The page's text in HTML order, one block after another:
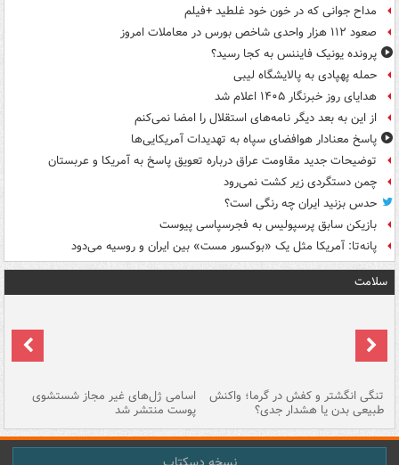
مداح جوانی که در خون خود غلطید +فیلم
صعود ۱۱۲ هزار واحدی شاخص بورس در معاملات امروز
پرونده یونیک فایننس به کجا رسید؟
حمله پهپادی به پالایشگاه لیبی
هدایای روز خبرنگار ۱۴۰۵ اعلام شد
از این به بعد دیگر نامه‌های استقلال را امضا نمی‌کنم
پاسخ معنادار هوافضای سپاه به تهدیدات آمریکایی‌ها
توضیحات جدید مقاومت عراق درباره تعویق پاسخ به آمریکا و عربستان
چمن دستگردی زیر کشت نمی‌رود
حدس بزنید ایران چه رنگی است؟
بازیکن سابق پرسپولیس به فجرسپاسی پیوست
پانه‌تا: آمریکا مثل یک «بوکسور مست» بین ایران و روسیه می‌دود
سلامت
تنگی انگشتر و کفش در گرما؛ واکنش
طبیعی بدن یا هشدار جدی؟
اسامی ژل‌های غیر مجاز شستشوی
پوست منتشر شد